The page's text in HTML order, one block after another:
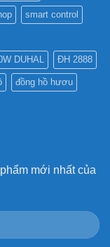
smart control
DUHAL ĐH 2888
đồng hồ hươu
mới nhất của